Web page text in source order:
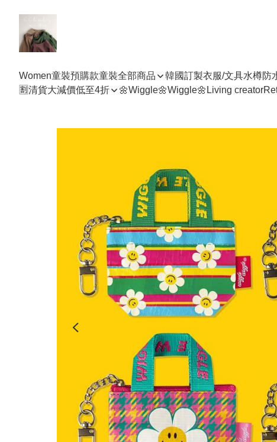
Women童裝預購款童裝全部商品 韓國訂製衣服/文具水樽防
🈹清貨大減價低至4折
🌼Wiggle🌼Wiggle🌼 Living creator